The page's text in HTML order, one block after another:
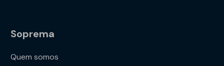
Soprema
Quem somos